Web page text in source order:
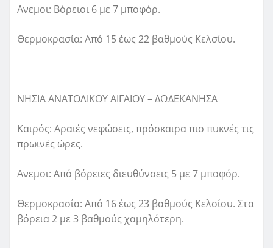
Ανεμοι: Βόρειοι 6 με 7 μποφόρ.
Θερμοκρασία: Από 15 έως 22 βαθμούς Κελσίου.
ΝΗΣΙΑ ΑΝΑΤΟΛΙΚΟΥ ΑΙΓΑΙΟΥ – ΔΩΔΕΚΑΝΗΣΑ
Καιρός: Αραιές νεφώσεις, πρόσκαιρα πιο πυκνές τις
πρωινές ώρες.
Ανεμοι: Από βόρειες διευθύνσεις 5 με 7 μποφόρ.
Θερμοκρασία: Από 16 έως 23 βαθμούς Κελσίου. Στα
βόρεια 2 με 3 βαθμούς χαμηλότερη.